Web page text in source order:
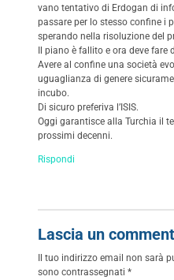
vano tentativo di Erdogan di
passare per lo stesso confine i
sperando nella risoluzione del
Il piano è fallito e ora deve fare
Avere al confine una società
uguaglianza di genere
incubo.
Di sicuro preferiva l’ISIS.
Oggi garantisce alla Turchia il
prossimi decenni.
Rispondi
Lascia un
Il tuo indirizzo email non sarà
sono contrassegnati *